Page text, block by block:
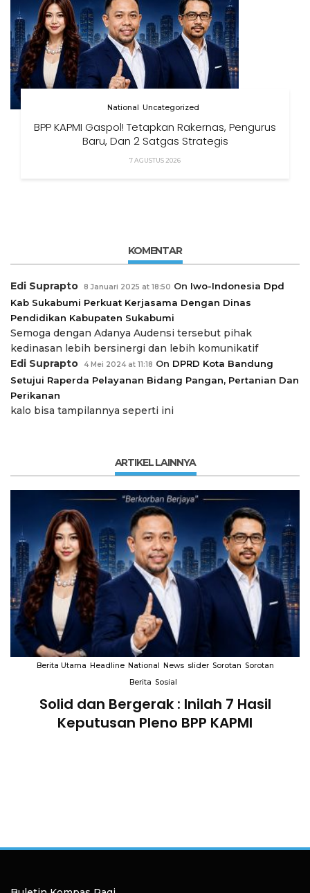
National Uncategorized
BPP KAPMI Gaspol! Tetapkan Rakernas, Pengurus
Baru, Dan 2 Satgas Strategis
7 AGUSTUS 2026
KOMENTAR
Edi Suprapto 8 Januari 2025 at 18:50 On Iwo-Indonesia Dpd
Kab Sukabumi Perkuat Kerjasama Dengan Dinas
Pendidikan Kabupaten Sukabumi
Semoga dengan Adanya Audensi tersebut pihak
kedinasan lebih bersinergi dan lebih komunikatif
Edi Suprapto
4 Mei 2024 at 11:18 On DPRD Kota Bandung
Setujui Raperda Pelayanan Bidang Pangan, Pertanian Dan
Perikanan
kalo bisa tampilannya seperti ini
ARTIKEL LAINNYA
Berita Utama Headline National News slider Sorotan Sorotan
Berita Sosial
Solid dan Bergerak : Inilah 7 Hasil
Keputusan Pleno BPP KAPMI